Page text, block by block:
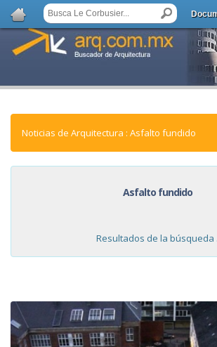
Noticias de Arquitectura : Asfalto fundido
Asfalto fundido
Resultados de la búsqueda .